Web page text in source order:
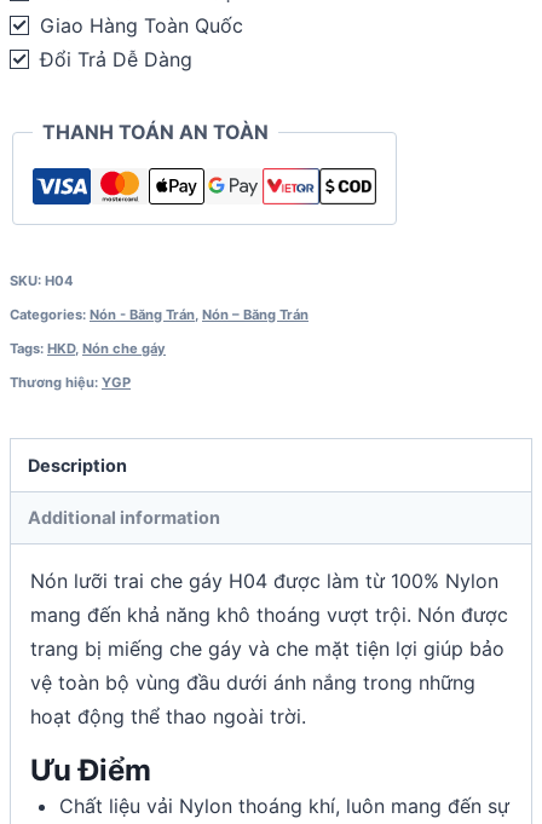
quantity
Giao Hàng Toàn Quốc
Đổi Trả Dễ Dàng
THANH TOÁN AN TOÀN
SKU: H04
Categories: Nón - Băng Trán, Nón – Băng Trán
Tags: HKD, Nón che gáy
Thương hiệu: YGP
Description
Additional information
Nón lưỡi trai che gáy H04 được làm từ 100% Nylon
mang đến khả năng khô thoáng vượt trội. Nón được
trang bị miếng che gáy và che mặt tiện lợi giúp bảo
vệ toàn bộ vùng đầu dưới ánh nắng trong những
hoạt động thể thao ngoài trời.
Ưu Điểm
Chất liệu vải Nylon thoáng khí, luôn mang đến sự